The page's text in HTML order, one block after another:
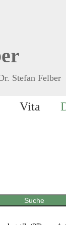
Stefan Felber
Vita